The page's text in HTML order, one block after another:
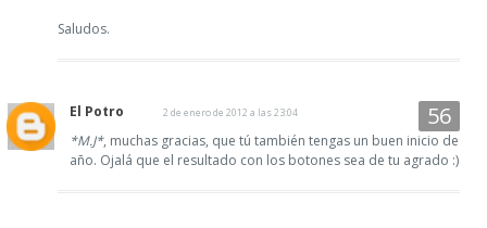
Saludos.
El Potro 2 de enero de 2012 a las 23:04
*M.J*, muchas gracias, que tú también tengas un buen inicio de
año. Ojalá que el resultado con los botones sea de tu agrado :)